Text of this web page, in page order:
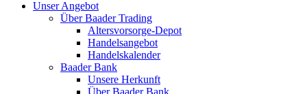
Unser Angebot
Über Baader Trading
Altersvorsorge-Depot
Handelsangebot
Handelskalender
Baader Bank
Unsere Herkunft
Über Baader Bank